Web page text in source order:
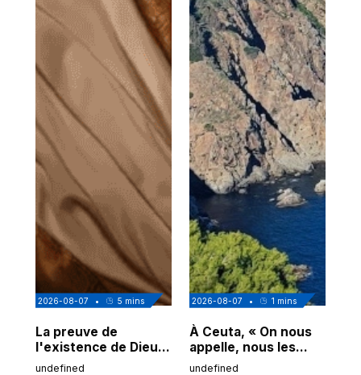
2026-08-07 • 5 mins
La preuve de
l'existence de Dieu
chez Ibn Sina
undefined
2026-08-07 • 1 mins
À Ceuta, « On nous
appelle, nous les
Espagnols d'origine
undefined